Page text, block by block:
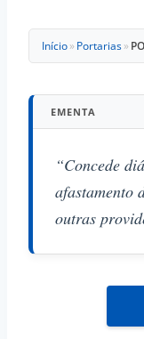
Início» Portarias»
EMENTA
“Concede
afastamento
outras